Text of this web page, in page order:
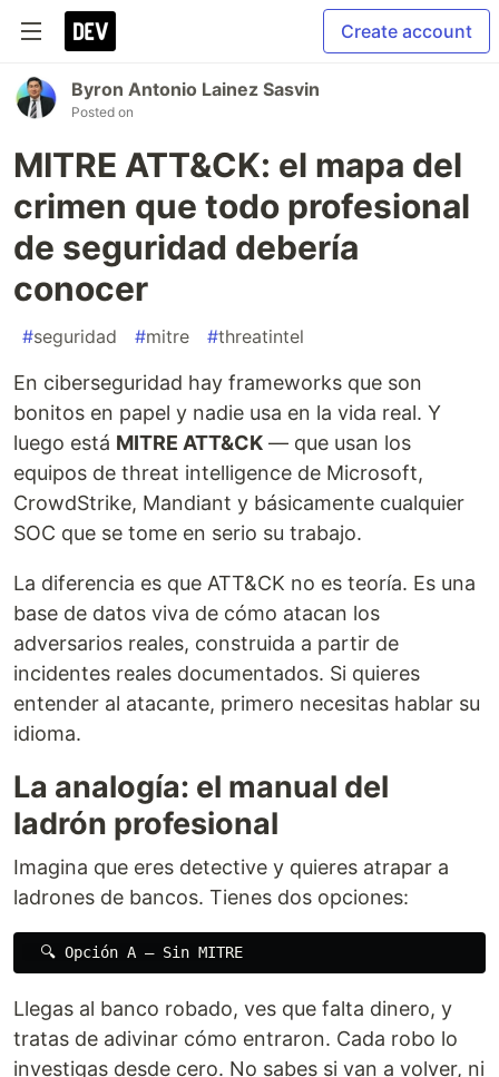
Create account
Byron Antonio Lainez Sasvin
Posted on
MITRE ATT&CK: el mapa del
crimen que todo profesional
de seguridad debería
conocer
#seguridad #mitre #threatintel
En ciberseguridad hay frameworks que son
bonitos en papel y nadie usa en la vida real. Y
luego está MITRE ATT&CK — que usan los
equipos de threat intelligence de Microsoft,
CrowdStrike, Mandiant y básicamente cualquier
SOC que se tome en serio su trabajo.
La diferencia es que ATT&CK no es teoría. Es una
base de datos viva de cómo atacan los
adversarios reales, construida a partir de
incidentes reales documentados. Si quieres
entender al atacante, primero necesitas hablar su
idioma.
La analogía: el manual del
ladrón profesional
Imagina que eres detective y quieres atrapar a
ladrones de bancos. Tienes dos opciones:
Llegas al banco robado, ves que falta dinero, y
tratas de adivinar cómo entraron. Cada robo lo
investigas desde cero. No sabes si van a volver, ni